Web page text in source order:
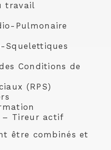
travail
Pulmonaire
Squelettiques
Conditions de
(RPS)
– Tireur actif
être combinés et